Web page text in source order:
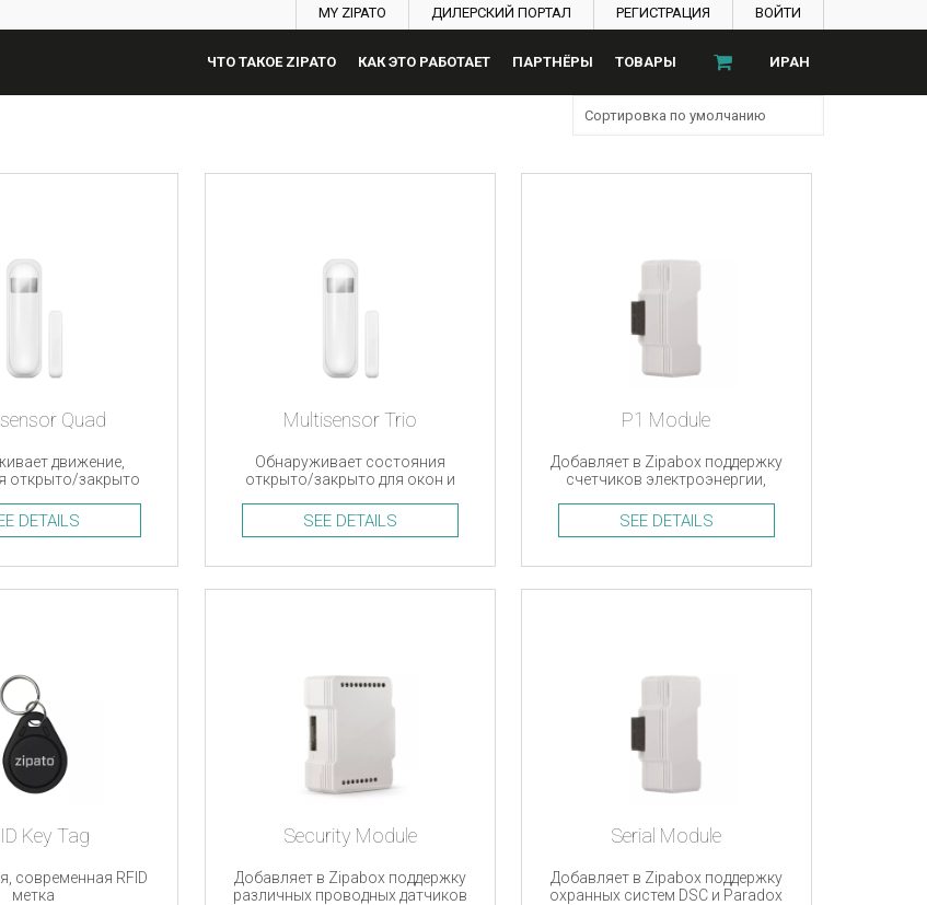
MY ZIPATO ДИЛЕРСКИЙ ПОРТАЛ РЕГИСТРАЦИЯ ВОЙТИ
ЧТО ТАКОЕ ZIPATO КАК ЭТО РАБОТАЕТ ПАРТНЁРЫ ТОВАРЫ ИРАН
Quad
движение,
открыто/закрыто
и уровень
Z-Wave
DETAILS
Multisensor Trio
Обнаруживает состояния
открыто/закрыто для окон и
уровень освещенности, Z-Wave
SEE DETAILS
P1 Module
Добавляет в Zipabox поддержку
счетчиков электроэнергии,
SEE DETAILS
Key Tag
современная RFID
метка
Security Module
Добавляет в Zipabox поддержку
различных проводных датчиков
Serial Module
Добавляет в Zipabox поддержку
охранных систем DSC и Paradox